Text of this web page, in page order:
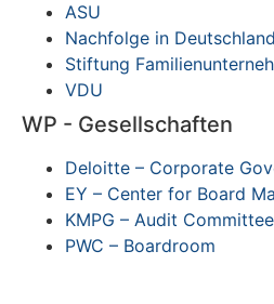
ASU
Nachfolge in
Stiftung
VDU
WP - Gesellschaften
Deloitte – Corporate
EY – Center for Board
KMPG – Audit
PWC – Boardroom